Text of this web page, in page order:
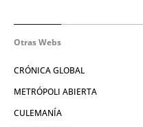
Otras Webs
CRÓNICA GLOBAL
METRÓPOLI ABIERTA
CULEMANÍA